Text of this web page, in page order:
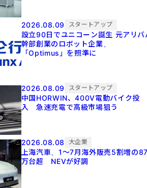
2026.08.09 スタートアップ
設立90日でユニコーン誕生 元アリババ
幹部創業のロボット企業、
「Optimus」を照準に
2026.08.09 スタートアップ
中国HORWIN、400V電動バイク投
入 急速充電で高級市場狙う
2026.08.08 大企業
上海汽車、1～7月海外販売5割増の
万台超 NEVが好調